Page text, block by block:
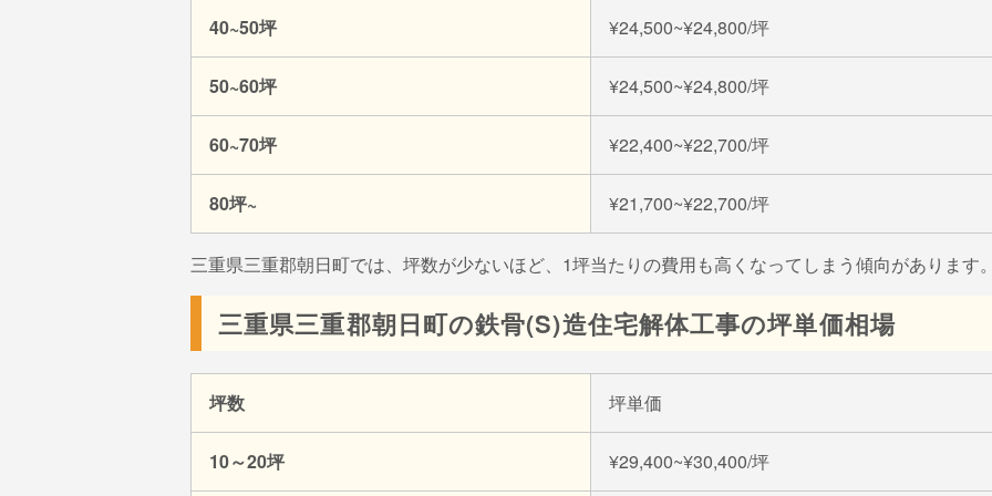
40~50坪 ¥24,500~¥24,800/坪
50~60坪 ¥24,500~¥24,800/坪
60~70坪 ¥22,400~¥22,700/坪
80坪~ ¥21,700~¥22,700/坪
三重県三重郡朝日町では、坪数が少ないほど、1坪当たりの費用も高くなってしまう傾向があります
三重県三重郡朝日町の鉄骨(S)造住宅解体工事の坪単価相場
坪数 坪単価
10～20坪 ¥29,400~¥30,400/坪